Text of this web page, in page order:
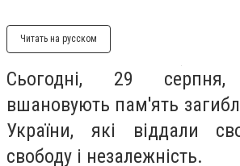
Читать на русском
Сьогодні, 29
вшановують пам'ять
України, які віддали
свободу і незалежність.